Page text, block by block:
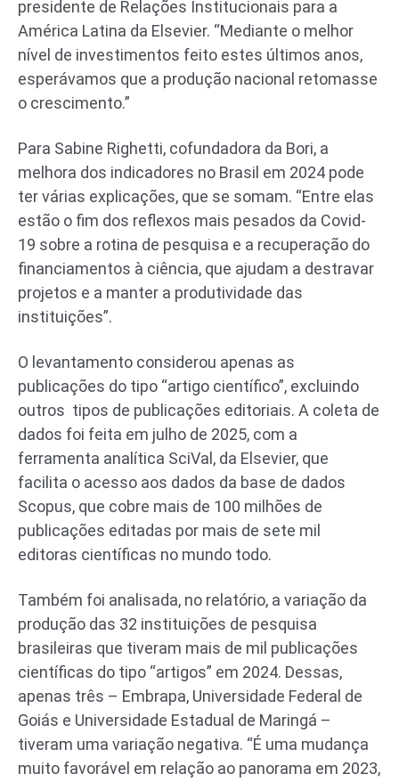
presidente de Relações Institucionais para a
América Latina da Elsevier. “Mediante o melhor
nível de investimentos feito estes últimos anos,
esperávamos que a produção nacional retomasse
o crescimento.”
Para Sabine Righetti, cofundadora da Bori, a
melhora dos indicadores no Brasil em 2024 pode
ter várias explicações, que se somam. “Entre elas
estão o fim dos reflexos mais pesados da Covid-
19 sobre a rotina de pesquisa e a recuperação do
financiamentos à ciência, que ajudam a destravar
projetos e a manter a produtividade das
instituições”.
O levantamento considerou apenas as
publicações do tipo “artigo científico”, excluindo
outros tipos de publicações editoriais. A coleta de
dados foi feita em julho de 2025, com a
ferramenta analítica SciVal, da Elsevier, que
facilita o acesso aos dados da base de dados
Scopus, que cobre mais de 100 milhões de
publicações editadas por mais de sete mil
editoras científicas no mundo todo.
Também foi analisada, no relatório, a variação da
produção das 32 instituições de pesquisa
brasileiras que tiveram mais de mil publicações
científicas do tipo “artigos” em 2024. Dessas,
apenas três – Embrapa, Universidade Federal de
Goiás e Universidade Estadual de Maringá –
tiveram uma variação negativa. “É uma mudança
muito favorável em relação ao panorama em 2023,